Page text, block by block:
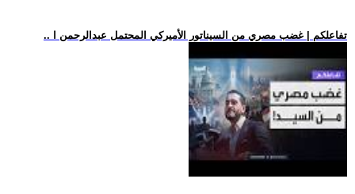
.. تفاعلكم | غضب مصري من السيناتور الأميركي المحتمل عبدالرحمن ا